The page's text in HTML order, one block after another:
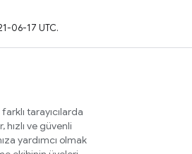
06-17 UTC.
farklı tarayıcılarda
hızlı ve güvenli
yardımcı olmak